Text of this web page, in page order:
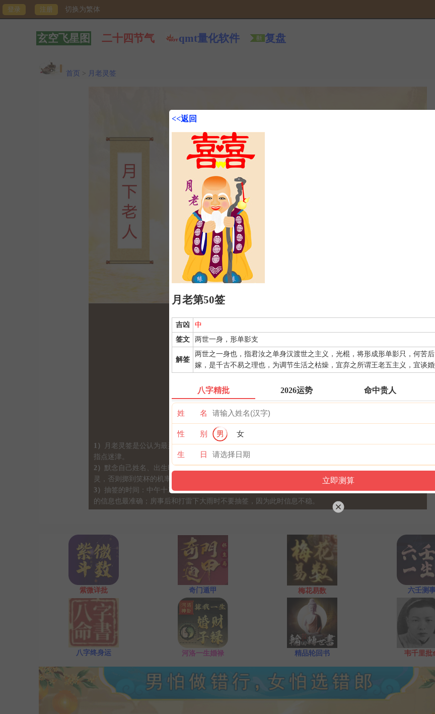
切换为繁体
玄空飞星图 二十四节气 qmt量化软件 复盘
首页 > 月老灵签
<<返回
月老第50签
吉凶
中
签文
两世一身，形单影支
解签
两世之一身也，指君汝之单身汉渡世之主义，光棍，将形成形单影只，何苦
嫁，是千古不易之理也，为调节生活之枯燥，宜弃之所谓王老五主义，宜谈
八字精批 2026运势 命中贵人
姓 名
性 别 男 女
生 日
1）
月老灵签是公认为最灵验的姻缘签诗，抽灵签前要专心一致，秉除杂念，先双手合手默念，月下老人，
指点迷津。
2） 默念自己姓名、出生时间、居住地址；再请求需要指点的事情；最后点上面的签筒开始抽签！心诚则
灵，否则掷到笑杯的机率很高。
3） 抽签的时间：中午十二点左右和晚上十一点前或者后，晚上十一点是阴阳相接之时，最适宜抽签，抽签
的信息也最准确；房事后和打雷下大雨时不要抽签，因为此时信息不稳。
紫微详批 奇门遁甲 梅花易数 六壬测
八字终身运 河洛一生婚禄 精品轮回书 韦千里批